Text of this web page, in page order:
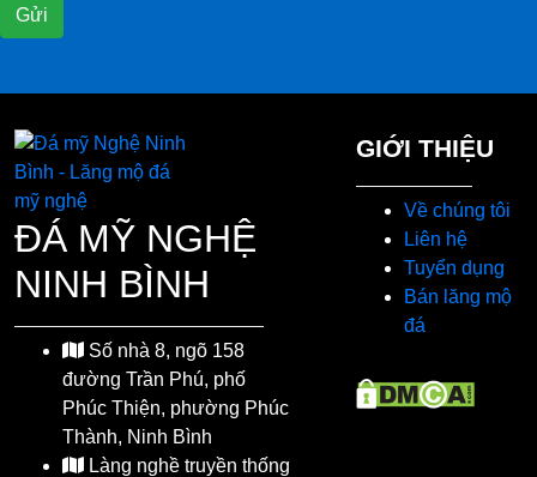
ĐÁ MỸ NGHỆ
NINH BÌNH
Số nhà 8, ngõ 158
đường Trần Phú, phố
Phúc Thiện, phường Phúc
Thành, Ninh Bình
Làng nghề truyền thống
GIỚI THIỆU
Về chúng tôi
Liên hệ
Tuyển dụng
Bán lăng mộ
đá